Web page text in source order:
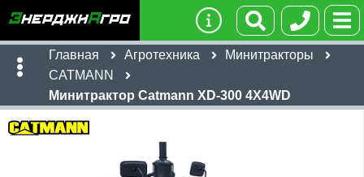
Главная Агротехника
Минитракторы
CATMANN
Минитрактор Catmann XD-300 4X4WD
Имя: